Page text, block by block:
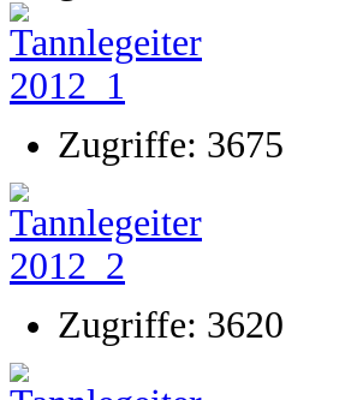
Zugriffe: 3675
Zugriffe: 3620